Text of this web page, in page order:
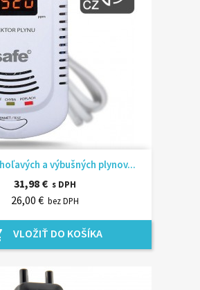
a výbušných plynov...
31,98 € s DPH
26,00 € bez DPH
VLOŽIŤ DO KOŠÍKA